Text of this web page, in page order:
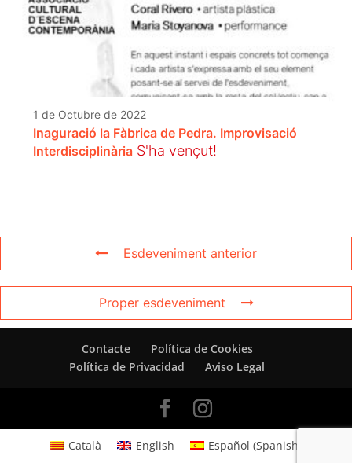
1 de Octubre de 2022
Inaguració la Fàbrica de Pedra. Improvisació
Interdisciplinària S'ha vençut!
Esdeveniment anterior
Proper esdeveniment
Contacte
Política de Cookies
Política de Privacidad
Aviso Legal
Català English Español (Spanish